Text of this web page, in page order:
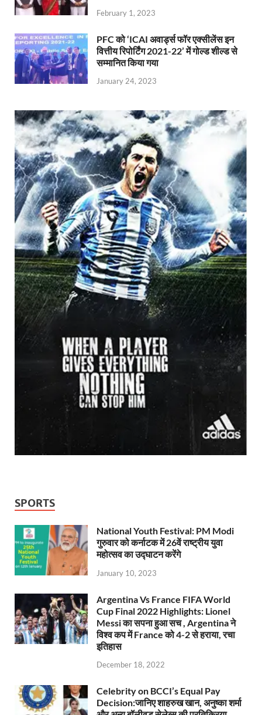
February 1, 2023
PFC को ‘ICAI अवार्ड्स फॉर एक्सीलेंस इन
वित्तीय रिपोर्टिंग 2021-22’ में गोल्ड शील्ड से
सम्मानित किया गया
January 24, 2023
SPORTS
National Youth Festival: PM Modi
गुरुवार को कर्नाटक में 26वें राष्ट्रीय युवा
महोत्सव का उद्घाटन करेंगे
January 10, 2023
Argentina Vs France FIFA World
Cup Final 2022 Highlights: Lionel
Messi का सपना हुआ सच , Argentina ने
विश्व कप में France को 4-2 से हराया, रचा
इतिहास
December 18, 2022
Celebrity on BCCI’s Equal Pay
Decision:जानिए शाहरुख खान, अनुष्का शर्मा